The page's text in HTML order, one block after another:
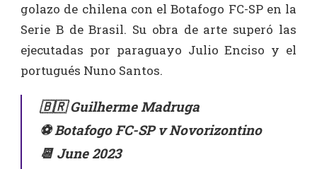
golazo de chilena con el Botafogo FC-SP en la
Serie B de Brasil. Su obra de arte superó las
ejecutadas por paraguayo Julio Enciso y el
portugués Nuno Santos.
🇧🇷 Guilherme Madruga
⚽ Botafogo FC-SP v Novorizontino
📆 June 2023